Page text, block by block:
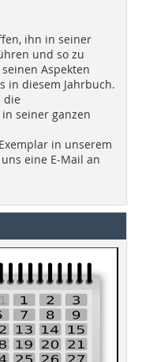
ihn in seiner
und so zu
Aspekten
in diesem Jahrbuch.
die
seiner ganzen
in unserem
eine E-Mail an